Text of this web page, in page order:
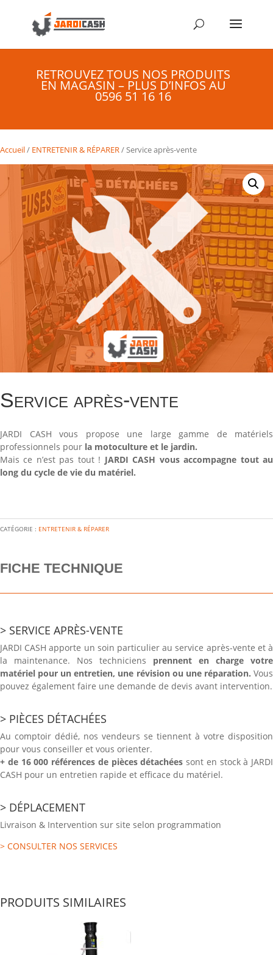
RETROUVEZ TOUS NOS PRODUITS
EN MAGASIN – PLUS D’INFOS AU
0596 51 16 16
Accueil/ ENTRETENIR & RÉPARER/ Service après-vente
Service après-vente
JARDI CASH vous propose une large gamme de matériels
professionnels pour la motoculture et le jardin.
Mais ce n’est pas tout ! JARDI CASH vous accompagne tout au
long du cycle de vie du matériel.
CATÉGORIE : ENTRETENIR & RÉPARER
FICHE TECHNIQUE
> SERVICE APRÈS-VENTE
JARDI CASH apporte un soin particulier au service après-vente et à
la maintenance. Nos techniciens prennent en charge votre
matériel pour un entretien, une révision ou une réparation. Vous
pouvez également faire une demande de devis avant intervention.
> PIÈCES DÉTACHÉES
Au comptoir dédié, nos vendeurs se tiennent à votre disposition
pour vous conseiller et vous orienter.
+ de 16 000 références de pièces détachées sont en stock à JARDI
CASH pour un entretien rapide et efficace du matériel.
> DÉPLACEMENT
Livraison & Intervention sur site selon programmation
> CONSULTER NOS SERVICES
PRODUITS SIMILAIRES